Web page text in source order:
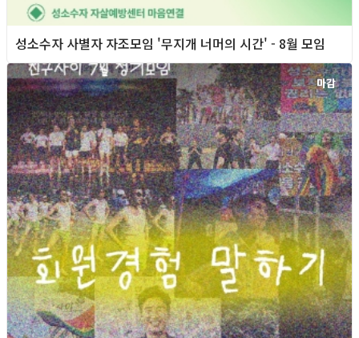
성소수자 사별자 자조모임 '무지개 너머의 시간' - 8월 모임
마감